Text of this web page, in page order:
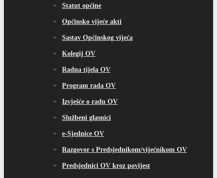
Statut općine
Općinsko vijeće akti
Sastav Općinskog vijeća
Kolegij OV
Radna tijela OV
Program rada OV
Izvješće o radu OV
Službeni glasnici
e-Sjednice OV
Razgovor s Predsjednikom/vijećnikom OV
Predsjednici OV kroz povijest